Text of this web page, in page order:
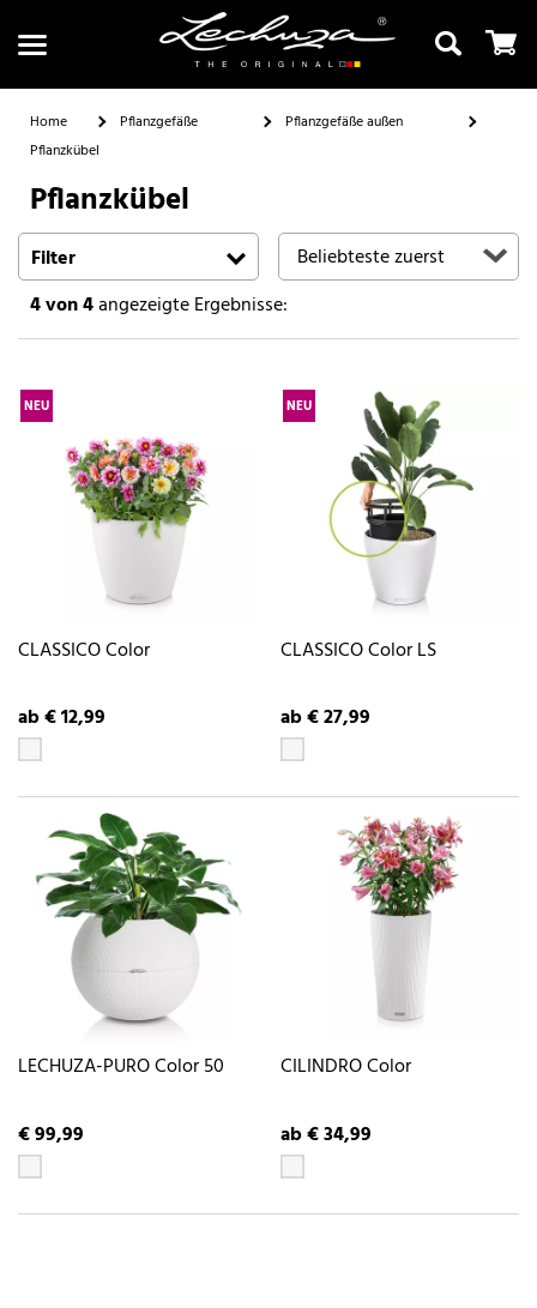
Home Pflanzgefäße
Pflanzgefäße außen
Pflanzkübel
Pflanzkübel
Filter
4von 4angezeigte Ergebnisse:
NEU
CLASSICO Color
ab € 12,99
NEU
CLASSICO Color LS
ab € 27,99
LECHUZA-PURO Color 50
€ 99,99
CILINDRO Color
ab € 34,99